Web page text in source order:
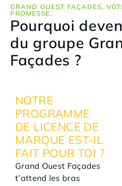
GRAND OUEST FAÇADES,
PROMESSE.
Pourquoi
du groupe
Façades ?
NOTRE
PROGRAMME
DE LICENCE DE
MARQUE EST-IL
FAIT POUR TOI ?
Grand Ouest Façades
t’attend les bras